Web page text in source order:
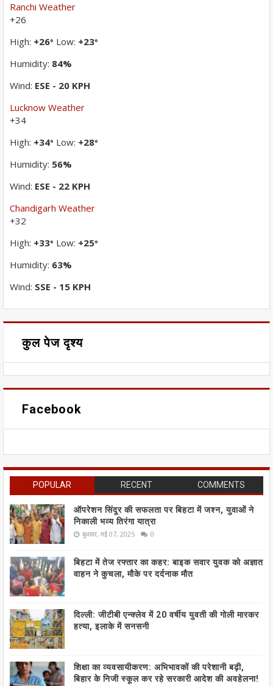
Ranchi Weather
+26
High: +26° Low: +23°
Humidity: 84%
Wind: ESE - 20 KPH
Lucknow Weather
+34
High: +34° Low: +28°
Humidity: 56%
Wind: ESE - 22 KPH
Chandigarh Weather
+32
High: +33° Low: +25°
Humidity: 63%
Wind: SSE - 15 KPH
कुल पेज दृश्य
Facebook
POPULAR RECENT COMMENTS
ऑपरेशन सिंदूर की सफलता पर बिहटा में जश्न, युवाओं ने
निकाली भव्य तिरंगा यात्रा
बुधवार, मई 07, 2025 0
बिहटा में तेज रफ्तार का कहर: बाइक सवार युवक को अज्ञात
वाहन ने कुचला, मौके पर दर्दनाक मौत
दिल्ली: जीटीबी एन्क्लेव में 20 वर्षीय युवती की गोली मारकर
हत्या, इलाके में सनसनी
शिक्षा का व्यवसायीकरण: अभिभावकों की परेशानी बढ़ी,
बिहार के निजी स्कूल कर रहे सरकारी आदेश की अवहेलना!